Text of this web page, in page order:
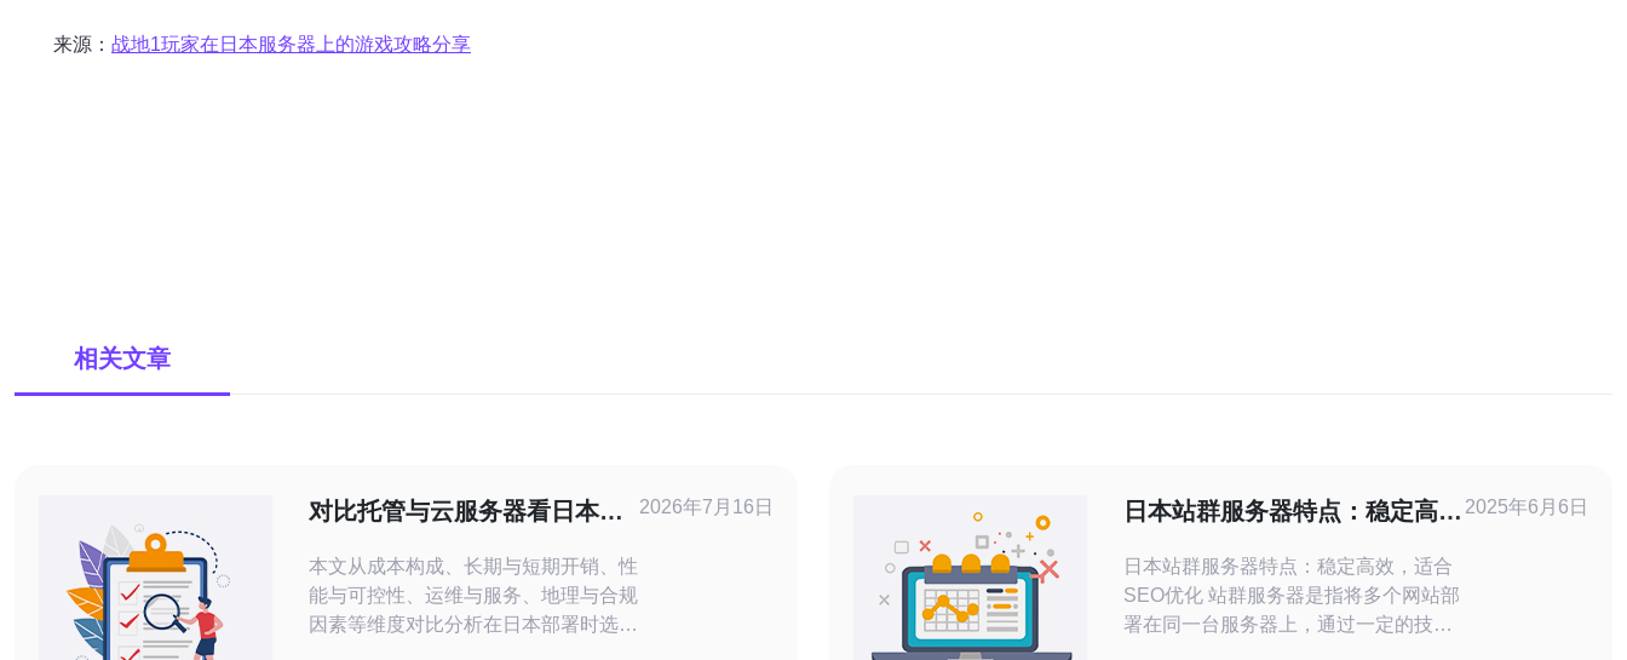
来源： 战地1玩家在日本服务器上的游戏攻略分享
相关文章
对比托管与云服务器看日本服
本文从成本构成、长期与短期开销、性
能与可控性、运维与服务、地理与合规
因素等维度对比分析在日本部署时选择
2026年7月16日
日本站群服务器特点：稳定高
日本站群服务器特点：稳定高效，适合
SEO优化 站群服务器是指将多个网站部
署在同一台服务器上，通过一定的技术
2025年6月6日